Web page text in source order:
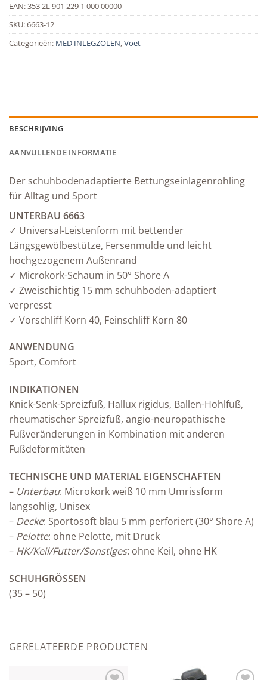
EAN:353 2L 901 229 1 000 00000
SKU:6663-12
Categorieën: MED INLEGZOLEN,Voet
BESCHRIJVING
AANVULLENDE INFORMATIE
Der schuhbodenadaptierte Bettungseinlagenrohling
für Alltag und Sport
UNTERBAU 6663
✓ Universal-Leistenform mit bettender
Längsgewölbestütze, Fersenmulde und leicht
hochgezogenem Außenrand
✓ Microkork-Schaum in 50° Shore A
✓ Zweischichtig 15 mm schuhboden-adaptiert
verpresst
✓ Vorschliff Korn 40, Feinschliff Korn 80
ANWENDUNG
Sport, Comfort
INDIKATIONEN
Knick-Senk-Spreizfuß, Hallux rigidus, Ballen-Hohlfuß,
rheumatischer Spreizfuß, angio-neuropathische
Fußveränderungen in Kombination mit anderen
Fußdeformitäten
TECHNISCHE UND MATERIAL EIGENSCHAFTEN
– Unterbau: Microkork weiß 10 mm Umrissform
langsohlig, Unisex
– Decke: Sportosoft blau 5 mm perforiert (30° Shore A)
– Pelotte: ohne Pelotte, mit Druck
– HK/Keil/Futter/Sonstiges: ohne Keil, ohne HK
SCHUHGRÖSSEN
(35 – 50)
GERELATEERDE PRODUCTEN